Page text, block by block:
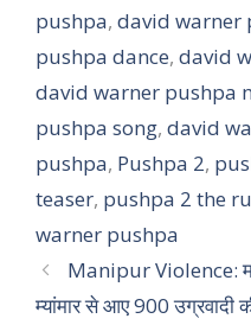
pushpa, david warner
pushpa dance, david
david warner pushpa
pushpa song, david
pushpa, Pushpa 2,
teaser, pushpa 2 the
warner pushpa
Manipur Violence:
म्यांमार से आए 900 उग्रवादी